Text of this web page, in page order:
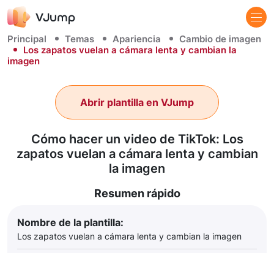
Principal Temas Apariencia
Cambio de imagen
Los zapatos vuelan a cámara lenta y cambian la
imagen
Cómo hacer un video de TikTok: Los
zapatos vuelan a cámara lenta y cambian
la imagen
Abrir plantilla en VJump
Resumen rápido
Nombre de la plantilla:
Los zapatos vuelan a cámara lenta y cambian la imagen